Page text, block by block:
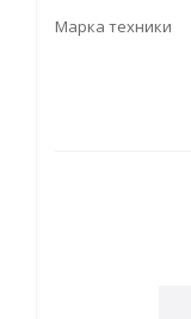
Марка техники